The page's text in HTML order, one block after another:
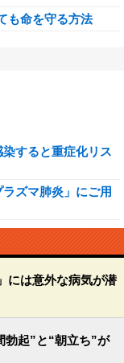
も命を守る方法
すると重症化リス
ズマ肺炎」にご用
には意外な病気が潜
勃起”と“朝立ち”が